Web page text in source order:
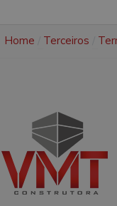
Home Terceiros